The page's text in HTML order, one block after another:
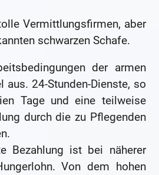
Vermittlungsfirmen, aber
schwarzen Schafe.
der armen
aus. 24-Stunden-Dienste, so
Tage und eine teilweise
durch die zu Pflegenden
Bezahlung ist bei näherer
Von dem hohen